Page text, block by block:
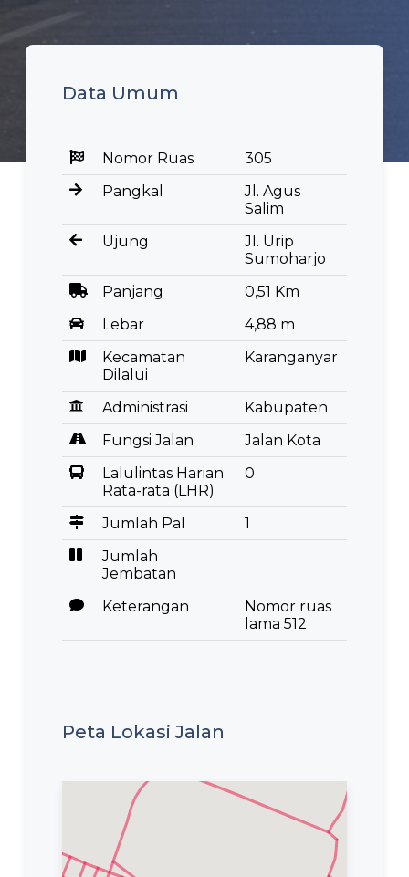
Data Umum
Nomor Ruas
305
Pangkal
Jl. Agus
Salim
Ujung
Jl. Urip
Sumoharjo
Panjang
0,51 Km
Lebar
4,88 m
Kecamatan
Dilalui
Karanganyar
Administrasi
Kabupaten
Fungsi Jalan
Jalan Kota
Lalulintas Harian
Rata-rata (LHR)
0
Jumlah Pal
1
Jumlah
Jembatan
Keterangan
Nomor ruas
lama 512
Peta Lokasi Jalan